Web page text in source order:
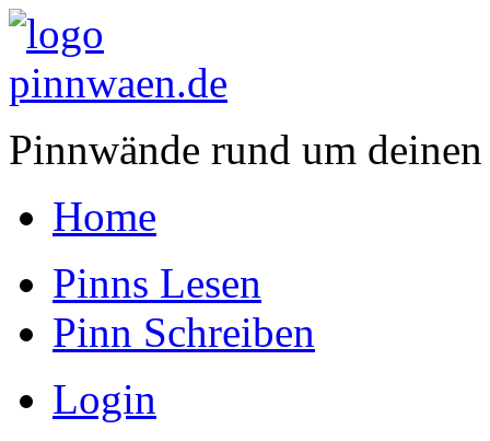
Pinnwände rund um
Home
Pinns Lesen
Pinn Schreiben
Login